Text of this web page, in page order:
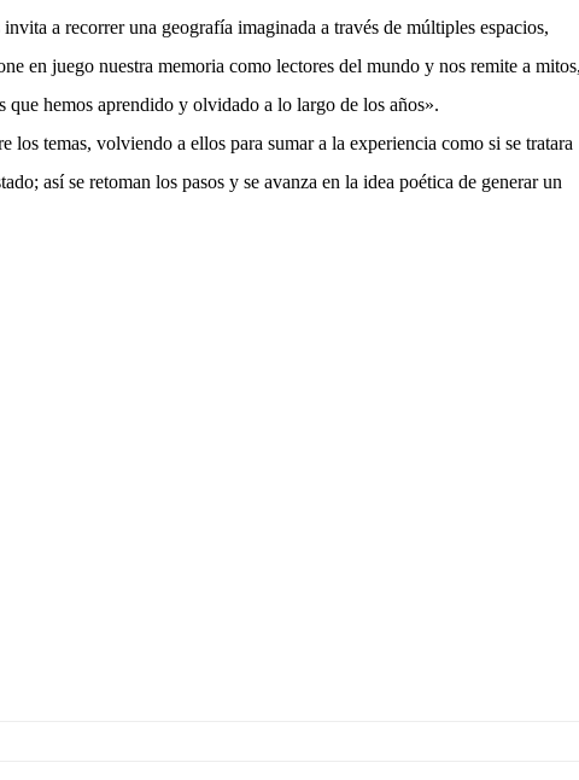
a recorrer una geografía imaginada a través de múltiples espacios,
en juego nuestra memoria como lectores del mundo y nos remite a mitos,
hemos aprendido y olvidado a lo largo de los años».
los temas, volviendo a ellos para sumar a la experiencia como si se tratara
así se retoman los pasos y se avanza en la idea poética de generar un